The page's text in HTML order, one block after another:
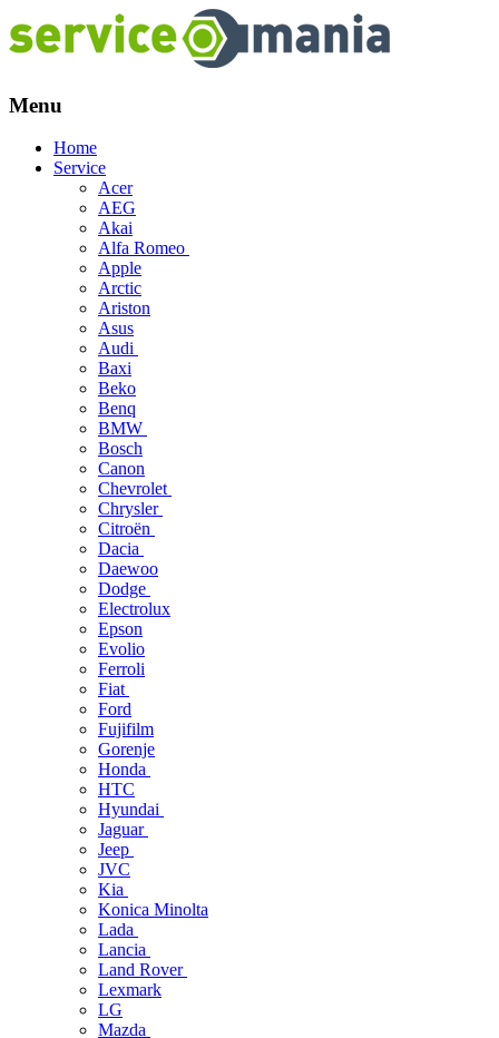
Menu
Skip
Home
Service
Acer
AEG
Akai
Alfa Romeo
Apple
Arctic
Ariston
Asus
Audi
Baxi
Beko
Benq
BMW
Bosch
Canon
Chevrolet
Chrysler
Citroën
Dacia
Daewoo
Dodge
Electrolux
Epson
Evolio
Ferroli
Fiat
Ford
Fujifilm
Gorenje
Honda
HTC
Hyundai
Jaguar
Jeep
JVC
Kia
Konica Minolta
Lada
Lancia
Land Rover
Lexmark
LG
Mazda